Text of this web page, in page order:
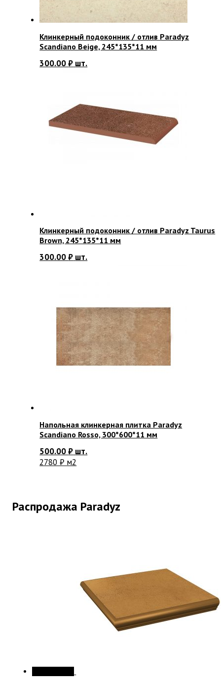
Клинкерный подоконник / отлив Paradyz
Scandiano Beige, 245*135*11 мм
300.00₽ шт.
Клинкерный подоконник / отлив Paradyz Taurus
Brown, 245*135*11 мм
300.00₽ шт.
Напольная клинкерная плитка Paradyz
Scandiano Rosso, 300*600*11 мм
500.00₽ шт.
2780 ₽ м2
Распродажа Paradyz